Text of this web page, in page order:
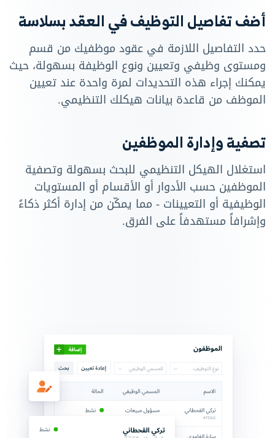
أضف تفاصيل التوظيف في العقد بسلاسة
حدد التفاصيل اللازمة في عقود موظفيك من قسم
ومستوى وظيفي وتعيين ونوع الوظيفة بسهولة، حيث
يمكنك إجراء هذه التحديدات لمرة واحدة عند تعيين
الموظف من قاعدة بيانات هيكلك التنظيمي.
تصفية وإدارة الموظفين
استغلال الهيكل التنظيمي للبحث بسهولة وتصفية
الموظفين حسب الأدوار أو الأقسام أو المستويات
الوظيفية أو التعيينات - مما يمكّن من إدارة أكثر ذكاءً
وإشرافاً مستهدفاً على الفرق.